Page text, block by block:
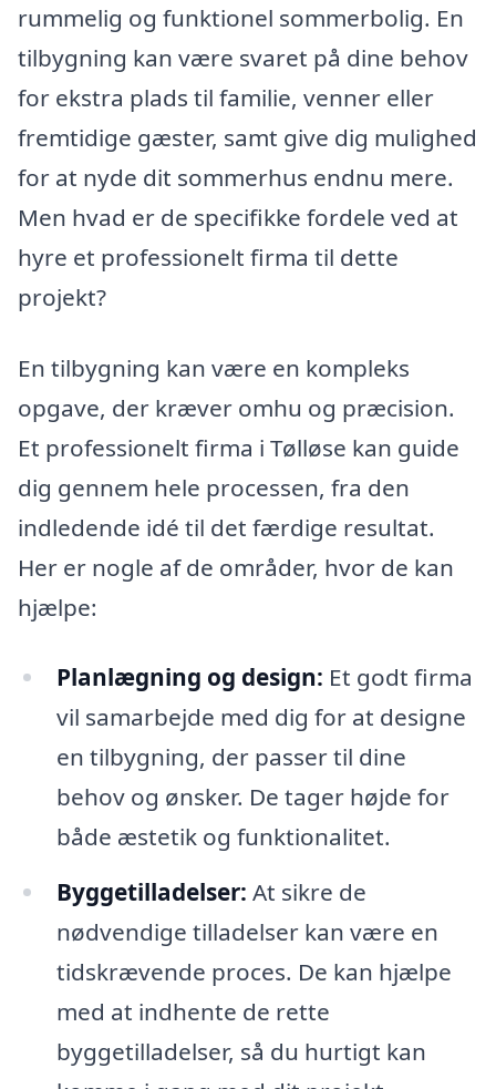
rummelig og funktionel sommerbolig. En
tilbygning kan være svaret på dine behov
for ekstra plads til familie, venner eller
fremtidige gæster, samt give dig mulighed
for at nyde dit sommerhus endnu mere.
Men hvad er de specifikke fordele ved at
hyre et professionelt firma til dette
projekt?
En tilbygning kan være en kompleks
opgave, der kræver omhu og præcision.
Et professionelt firma i Tølløse kan guide
dig gennem hele processen, fra den
indledende idé til det færdige resultat.
Her er nogle af de områder, hvor de kan
hjælpe:
Planlægning og design: Et godt firma
vil samarbejde med dig for at designe
en tilbygning, der passer til dine
behov og ønsker. De tager højde for
både æstetik og funktionalitet.
Byggetilladelser: At sikre de
nødvendige tilladelser kan være en
tidskrævende proces. De kan hjælpe
med at indhente de rette
byggetilladelser, så du hurtigt kan